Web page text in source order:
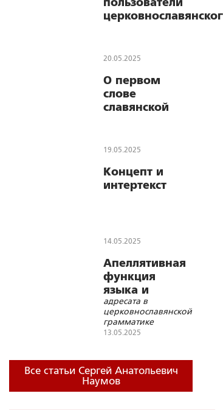
пользователи
20.05.2025
О первом
слове
славянской
19.05.2025
Концепт и
интертекст
14.05.2025
Апеллятивная
функция
языка и
семантика
адресата в
церковнославянской
грамматике
13.05.2025
Все статьи Сергей Анатольевич
Наумов